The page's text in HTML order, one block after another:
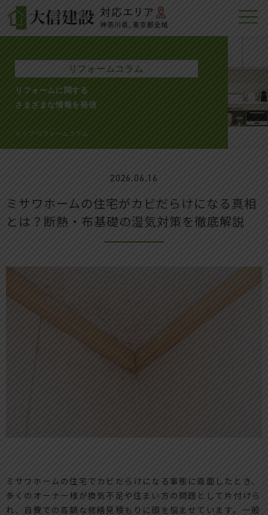
リフォームコラム
リフォームに関する
さまざまな情報を発信
トップ >リフォームコラム
2026.06.16
ミサワホームの住宅がカビだらけになる真相
とは？断熱・布基礎の湿気対策を徹底解説
ミサワホームの住宅でカビだらけになる事態に直面したとき、
多くのオーナー様が換気不足や住まい方の問題として片付けら
れ、自費での高額な修繕見積もりに頭を悩ませています。一般